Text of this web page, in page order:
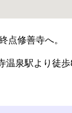
点修善寺へ。
温泉駅より徒